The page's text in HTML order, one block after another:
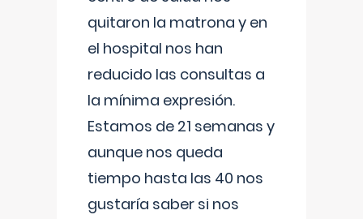
quitaron la matrona y en
el hospital nos han
reducido las consultas a
la mínima expresión.
Estamos de 21 semanas y
aunque nos queda
tiempo hasta las 40 nos
gustaría saber si nos